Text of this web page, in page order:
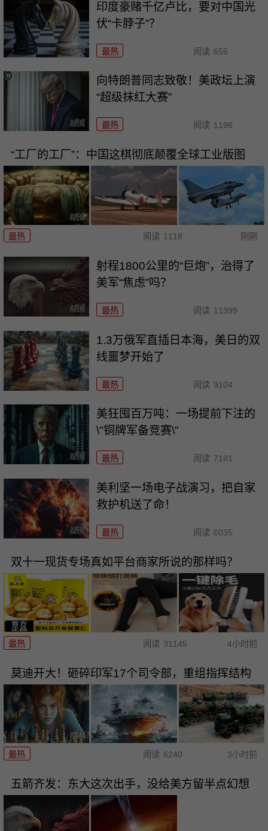
印度豪赌千亿卢比，要对中国光
伏“卡脖子”？
最热 阅读 655
向特朗普同志致敬！美政坛上演
“超级抹红大赛”
最热 阅读 1196
“工厂的工厂”：中国这棋彻底颠覆全球工业版图
最热 阅读 1118 刚刚
射程1800公里的“巨炮”，治得了
美军“焦虑”吗？
最热 阅读 11399
1.3万俄军直插日本海，美日的双
线噩梦开始了
最热 阅读 9104
美狂囤百万吨：一场提前下注的
\"铜牌军备竞赛\"
最热 阅读 7181
美利坚一场电子战演习，把自家
救护机送了命！
最热 阅读 6035
双十一现货专场真如平台商家所说的那样吗？
最热 阅读 31145 4小时前
莫迪开大！砸碎印军17个司令部，重组指挥结构
最热 阅读 6240 3小时前
五箭齐发：东大这次出手，没给美方留半点幻想